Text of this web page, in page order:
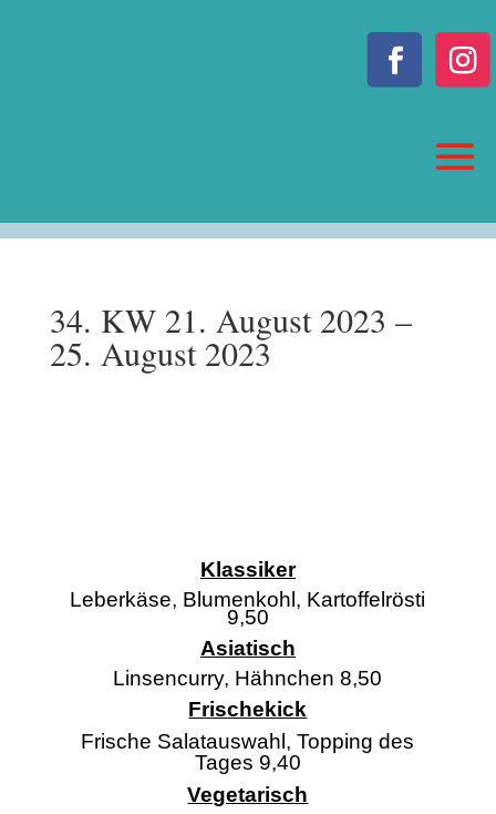
34. KW 21. August 2023 –
25. August 2023
Klassiker
Leberkäse, Blumenkohl, Kartoffelrösti
9,50
Asiatisch
Linsencurry, Hähnchen 8,50
Frischekick
Frische Salatauswahl, Topping des
Tages 9,40
Vegetarisch